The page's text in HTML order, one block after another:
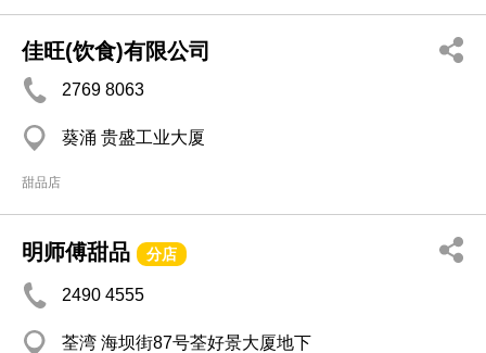
佳旺(饮食)有限公司
2769 8063
葵涌 贵盛工业大厦
甜品店
明师傅甜品 分店
2490 4555
荃湾 海坝街87号荃好景大厦地下